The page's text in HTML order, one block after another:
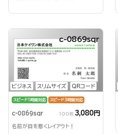
ビジネス スリムサイズ QRコード
c-0869sqr
スピード1時間対応 スピード3時間対応
c-0869sqr 100枚 3,080円
名前が目を惹くレイアウト！